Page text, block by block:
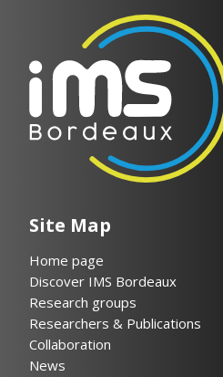
Site Map
Home page
Discover IMS Bordeaux
Research groups
Researchers & Publications
Collaboration
News